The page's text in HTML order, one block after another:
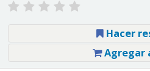
Hacer
Agregar